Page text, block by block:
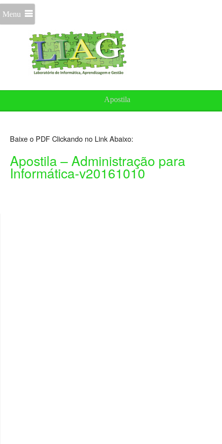
Menu
Apostila
Baixe o PDF Clickando no Link Abaixo:
Apostila – Administração para
Informática-v20161010